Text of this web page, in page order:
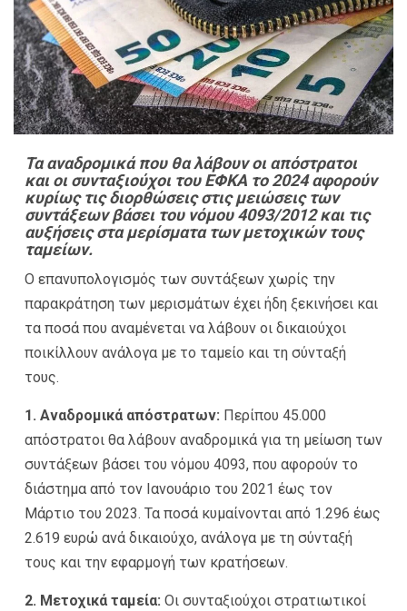
Τα αναδρομικά που θα λάβουν οι απόστρατοι
και οι συνταξιούχοι του ΕΦΚΑ το 2024 αφορούν
κυρίως τις διορθώσεις στις μειώσεις των
συντάξεων βάσει του νόμου 4093/2012 και τις
αυξήσεις στα μερίσματα των μετοχικών τους
ταμείων.
Ο επανυπολογισμός των συντάξεων χωρίς την
παρακράτηση των μερισμάτων έχει ήδη ξεκινήσει και
τα ποσά που αναμένεται να λάβουν οι δικαιούχοι
ποικίλλουν ανάλογα με το ταμείο και τη σύνταξή
τους.
1. Αναδρομικά απόστρατων: Περίπου 45.000
απόστρατοι θα λάβουν αναδρομικά για τη μείωση των
συντάξεων βάσει του νόμου 4093, που αφορούν το
διάστημα από τον Ιανουάριο του 2021 έως τον
Μάρτιο του 2023. Τα ποσά κυμαίνονται από 1.296 έως
2.619 ευρώ ανά δικαιούχο, ανάλογα με τη σύνταξή
τους και την εφαρμογή των κρατήσεων.
2. Μετοχικά ταμεία: Οι συνταξιούχοι στρατιωτικοί